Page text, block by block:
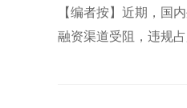
【编者按】近期，国
融资渠道受阻，违规